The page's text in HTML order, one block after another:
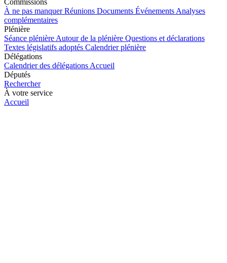
Commissions
À ne pas manquer Réunions Documents Événements Analyses
complémentaires
Plénière
Séance plénière Autour de la plénière Questions et déclarations
Textes législatifs adoptés Calendrier plénière
Délégations
Calendrier des délégations Accueil
Députés
Rechercher
À votre service
Accueil